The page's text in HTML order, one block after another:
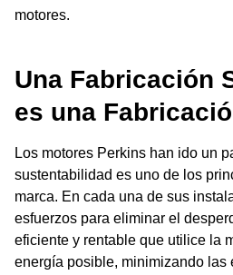
motores.
Una Fabricación
es una
Los motores Perkins han ido un
sustentabilidad es uno de los
marca. En cada una de sus
esfuerzos para eliminar el
eficiente y rentable que utilice la
energía posible, minimizando las